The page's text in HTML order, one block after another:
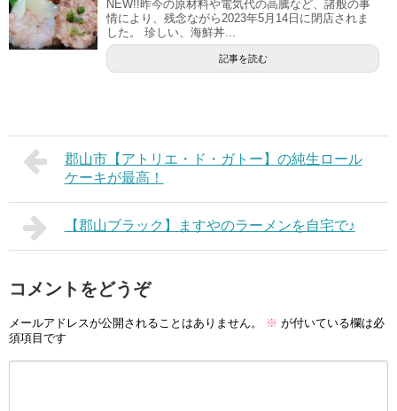
NEW!!昨今の原材料や電気代の高騰など、諸般の事
情により、残念ながら2023年5月14日に閉店されま
した。 珍しい、海鮮丼...
記事を読む
郡山市【アトリエ・ド・ガトー】の純生ロール
ケーキが最高！
【郡山ブラック】ますやのラーメンを自宅で♪
コメントをどうぞ
メールアドレスが公開されることはありません。 ※ が付いている欄は必
須項目です